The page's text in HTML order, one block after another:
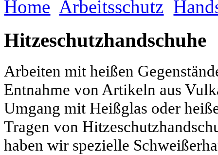
Home Arbeitsschutz
Hitzeschutzhandschuhe
Arbeiten mit heißen
Entnahme von Artikeln aus
Umgang mit Heißglas oder
Tragen von
haben wir spezielle